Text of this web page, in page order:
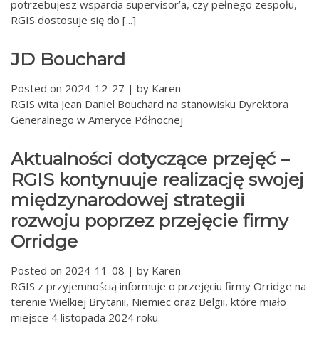
potrzebujesz wsparcia supervisor’a, czy pełnego zespołu,
RGIS dostosuje się do [...]
JD Bouchard
Posted on 2024-12-27 | by Karen
RGIS wita Jean Daniel Bouchard na stanowisku Dyrektora
Generalnego w Ameryce Północnej
Aktualności dotyczące przejęć –
RGIS kontynuuje realizację swojej
międzynarodowej strategii
rozwoju poprzez przejęcie firmy
Orridge
Posted on 2024-11-08 | by Karen
RGIS z przyjemnością informuje o przejęciu firmy Orridge na
terenie Wielkiej Brytanii, Niemiec oraz Belgii, które miało
miejsce 4 listopada 2024 roku.